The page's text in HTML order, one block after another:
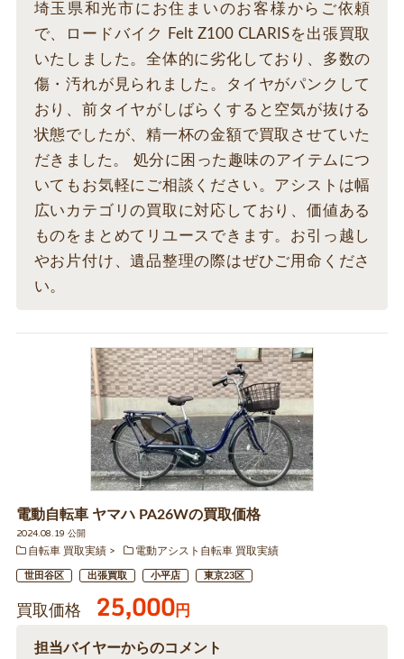
埼玉県和光市にお住まいのお客様からご依頼
で、ロードバイク Felt Z100 CLARISを出張買取
いたしました。全体的に劣化しており、多数の
傷・汚れが見られました。タイヤがパンクして
おり、前タイヤがしばらくすると空気が抜ける
状態でしたが、精一杯の金額で買取させていた
だきました。 処分に困った趣味のアイテムにつ
いてもお気軽にご相談ください。アシストは幅
広いカテゴリの買取に対応しており、価値ある
ものをまとめてリユースできます。お引っ越し
やお片付け、遺品整理の際はぜひご用命くださ
い。
電動自転車 ヤマハ PA26Wの買取価格
2024.08.19 公開
自転車 買取実績
電動アシスト自転車 買取実績
世田谷区 出張買取 小平店 東京23区
買取価格 25,000円
担当バイヤーからのコメント